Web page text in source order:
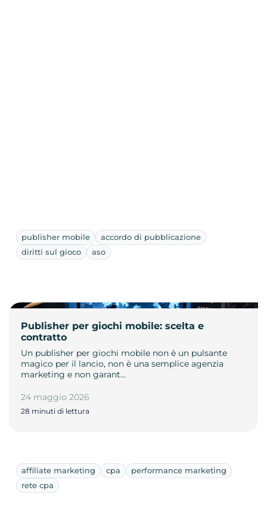
publisher mobile
accordo di pubblicazione
diritti sul gioco
aso
Publisher per giochi mobile: scelta e
contratto
Un publisher per giochi mobile non è un pulsante
magico per il lancio, non è una semplice agenzia
marketing e non garant…
24 maggio 2026
28 minuti di lettura
affiliate marketing cpa
performance marketing
rete cpa